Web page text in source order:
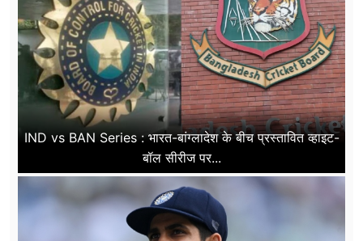
IND vs BAN Series : भारत-बांग्लादेश के बीच प्रस्तावित व्हाइट-
बॉल सीरीज पर...